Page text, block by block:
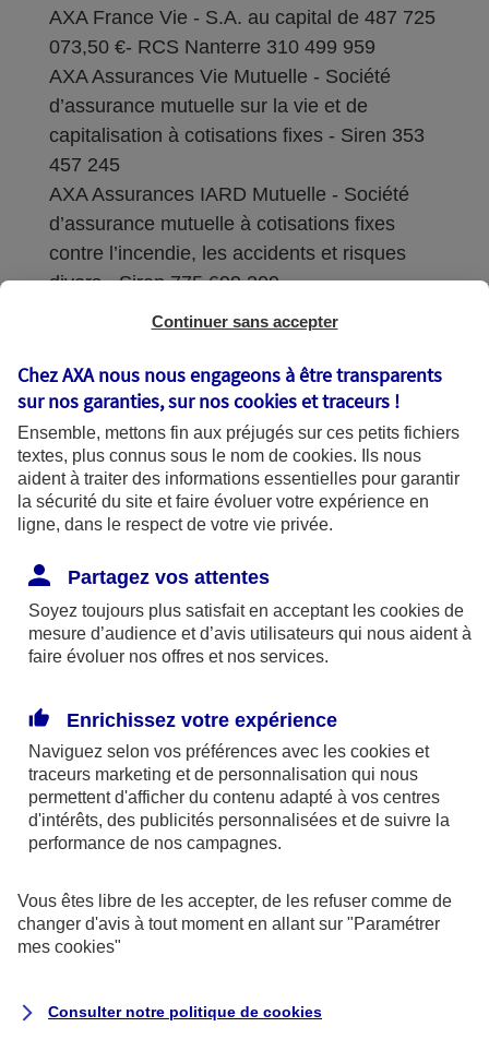
AXA France Vie - S.A. au capital de 487 725
073,50 €- RCS Nanterre 310 499 959
AXA Assurances Vie Mutuelle - Société
d’assurance mutuelle sur la vie et de
capitalisation à cotisations fixes - Siren 353
457 245
AXA Assurances IARD Mutuelle - Société
d’assurance mutuelle à cotisations fixes
contre l’incendie, les accidents et risques
divers - Siren 775 699 309
Sièges sociaux : 313 Terrasses de l’Arche –
Coordonnées de l'Autorité de contrôle
prudentiel et de résolution (ACPR) : - 4
Place de Budapest - CS 92459 - 75436
Paris Cedex 09. Le détail des procédures de
recours et de réclamation et les
disponibles sur le site axa.fr.
AXA France IARD et AXA France Vie sont
mandataires exclusifs en opérations de
246 et n°13 005 764 (consultable
surwww.orias.fr)
AXA Assistance France Assurances,
S.A au capital de 51 429 430,40 €,
Siège social :
8-10, rue Paul Vaillant Couturier
Continuer sans accepter
Chez AXA nous nous engageons à être transparents
sur nos garanties, sur noscookies et traceurs !
Ensemble, mettons fin aux préjugés sur ces petits fichiers
textes, plus connus sous le nom de cookies. Ils nous
aident à traiter des informations essentielles pour garantir
la sécurité du site et faire évoluer votre expérience en
ligne, dans le respect de votre vie privée.
Partagez vos attentes
Soyez toujours plus satisfait en acceptant les cookies de
mesure d’audience et d’avis utilisateurs qui nous aident à
faire évoluer nos offres et nos services.
Enrichissez votre expérience
Naviguez selon vos préférences avec les cookies et
traceurs marketing et de personnalisation qui nous
permettent d'afficher du contenu adapté à vos centres
d'intérêts, des publicités personnalisées et de suivre la
performance de nos campagnes.
Vous êtes libre de les accepter, de les refuser comme de
changer d'avis à tout moment en allant sur "Paramétrer
mes cookies"
Consulter notre politique de cookies